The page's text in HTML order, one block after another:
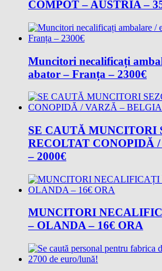
COMPOT – AUSTRIA –
Muncitori necalificați
abator – Franța – 2300€
SE CAUTĂ MUNCITORI
RECOLTAT CONOPIDĂ
– 2000€
MUNCITORI
– OLANDA – 16€ ORA